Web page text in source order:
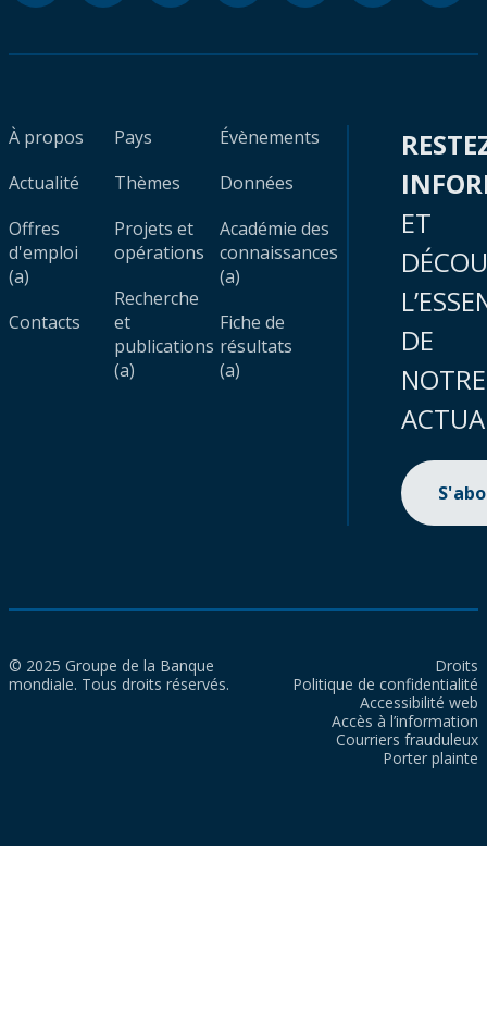
À propos
Actualité
Offres
d'emploi
(a)
Contacts
Pays
Thèmes
Projets et
opérations
Recherche
et
publications
(a)
Évènements
Données
Académie des
connaissances
(a)
Fiche de
résultats
(a)
ET
DE
NOTRE
© 2025 Groupe de la Banque
mondiale. Tous droits réservés.
Droits
Politique de confidentialité
Accessibilité web
Accès à l’information
Courriers frauduleux
Porter plainte